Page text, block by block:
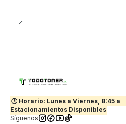
🕒 Horario: Lunes a Viernes, 8:45 a
Estacionamientos Disponibles
Síguenos